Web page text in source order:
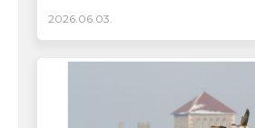
2026.06.03.